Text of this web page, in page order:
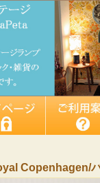
Copenhagen/